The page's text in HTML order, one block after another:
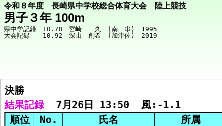
令和８年度 長崎県中学校総合体育大会 陸上競技
男子３年 100m
県中学記録　10.78　宮崎　　久　(南　串)　1995
競技メニューへ
決勝
結果記録
  7月26日 13:50  風:-1.1
順位
No. 氏名 所属